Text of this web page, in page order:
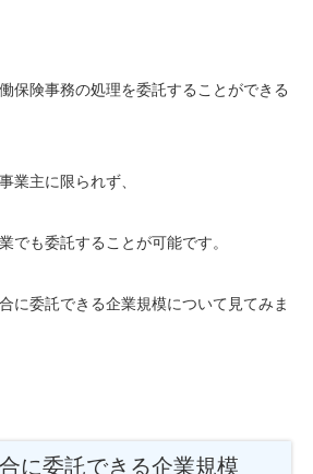
保険事務の処理を委託することができる
業主に限られず、
でも委託することが可能です。
に委託できる企業規模について見てみま
に委託できる企業規模